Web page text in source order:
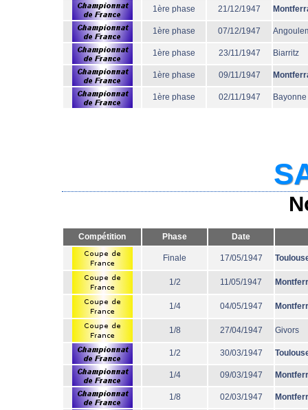
1ère phase 21/12/1947
1ère phase 07/12/1947
1ère phase 23/11/1947 Biarritz
1ère phase 09/11/1947
1ère phase 02/11/1947 Bayonne
Compétition Phase Date
Finale 17/05/1947
1/2 11/05/1947
1/4 04/05/1947
1/8 27/04/1947 Givors
1/2 30/03/1947
1/4 09/03/1947
1/8 02/03/1947